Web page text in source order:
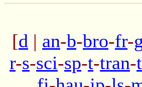
[d | an-b-bro-fr-
r-s-sci-sp-t-tran-